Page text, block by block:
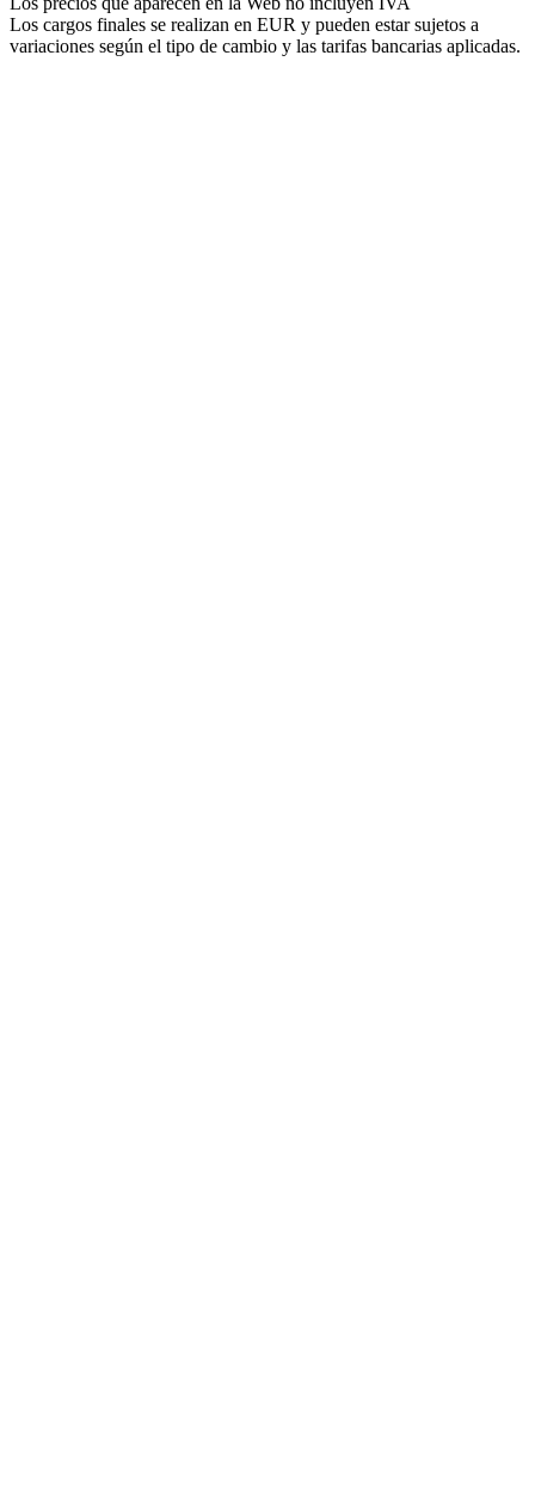
Los cargos finales se realizan en EUR y pueden estar sujetos a
variaciones según el tipo de cambio y las tarifas bancarias aplicadas.